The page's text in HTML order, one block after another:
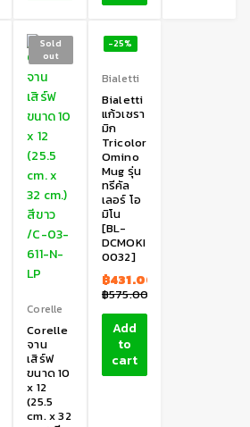
Sold
out
Corelle
Corelle
จาน
เสิร์ฟ
ขนาด 10
x 12
(25.5
cm. x 32
-25%
Bialetti
Bialetti
แก้วเซรา
มิก
Tricolor
Omino
Mug รุ่น
ทรีคัล
เลอร์ โอ
มิโน
[BL-
DCMOKI
0032]
฿575.00
฿431.00
Add
to
cart